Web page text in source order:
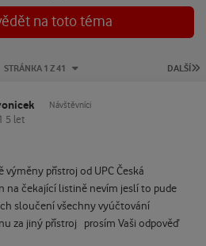
na toto téma
DALŠÍ
STRÁNKA 1 Z 41
Návštěvníci
5 let
přístroj od UPC Česká
na čekající listině nevím jeslí to pude
sloučení všechny vyúčtování
za jiný přístroj prosím Vaši odpověď